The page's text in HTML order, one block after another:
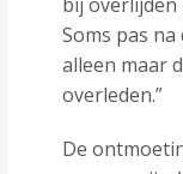
Soms pas
alleen maar
overleden.”
De